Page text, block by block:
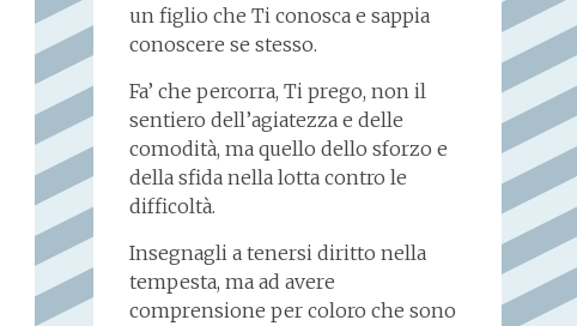
un figlio che Ti conosca e sappia
conoscere se stesso.
Fa’ che percorra, Ti prego, non il
sentiero dell’agiatezza e delle
comodità, ma quello dello sforzo e
della sfida nella lotta contro le
difficoltà.
Insegnagli a tenersi diritto nella
tempesta, ma ad avere
comprensione per coloro che sono